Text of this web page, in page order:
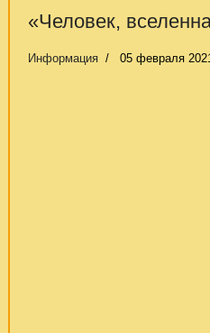
«Человек,
Информация 05 февраля